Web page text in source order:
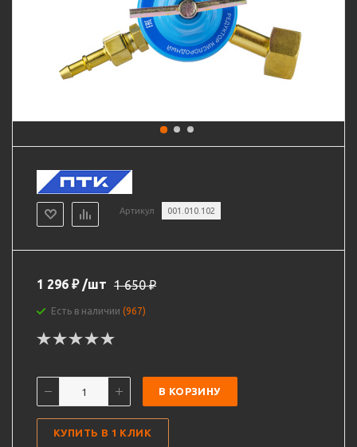
Артикул 001.010.102
1 296 ₽ /шт 1 650₽
Есть в наличии (967)
В КОРЗИНУ
КУПИТЬ В 1 КЛИК